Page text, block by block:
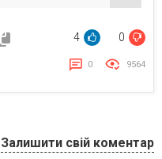
4 0
0 9564
Залишити свій коментар